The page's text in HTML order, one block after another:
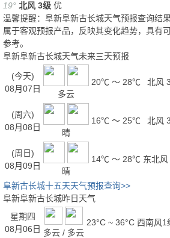
19° 北风 3级 优
温馨提醒：阜新阜新古长城天气预报查询结
属于客观预报产品，反映其变化趋势，具有
参考。
阜新阜新古长城天气未来三天预报
(今天)
08月07日
多云
20℃ ～ 28℃ 北风
(周六)
08月08日
晴
16℃ ～ 25℃ 北风
(周日)
08月09日
晴
14℃ ～ 28℃ 东北风
阜新古长城十五天天气预报查询>>
阜新阜新古长城昨日天气
星期四
08月06日 多云 / 多云
23°C ~ 36°C 西南风1